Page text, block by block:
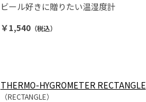
ビール好きに贈りたい温湿度計
￥1,540（税込）
THERMO-HYGROMETER RECTANGLE
（RECTANGLE）